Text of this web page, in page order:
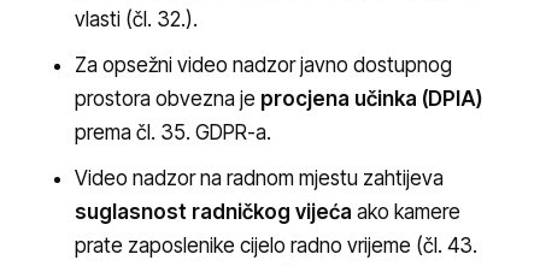
vlasti (čl. 32.).
Za opsežni video nadzor javno dostupnog
prostora obvezna je procjena učinka (DPIA)
prema čl. 35. GDPR-a.
Video nadzor na radnom mjestu zahtijeva
suglasnost radničkog vijeća ako kamere
prate zaposlenike cijelo radno vrijeme (čl. 43.